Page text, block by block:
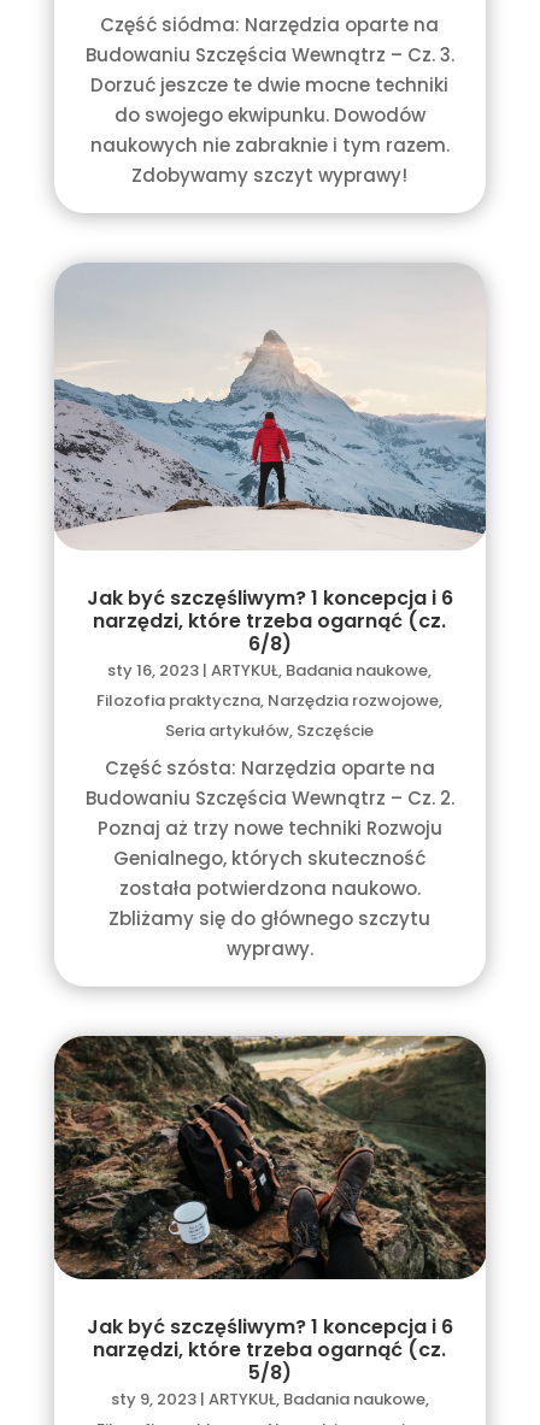
Część siódma: Narzędzia oparte na
Budowaniu Szczęścia Wewnątrz – Cz. 3.
Dorzuć jeszcze te dwie mocne techniki
do swojego ekwipunku. Dowodów
naukowych nie zabraknie i tym razem.
Zdobywamy szczyt wyprawy!
Jak być szczęśliwym? 1 koncepcja i 6
narzędzi, które trzeba ogarnąć (cz.
6/8)
sty 16, 2023 |ARTYKUŁ, Badania naukowe,
Filozofia praktyczna, Narzędzia rozwojowe,
Seria artykułów, Szczęście
Część szósta: Narzędzia oparte na
Budowaniu Szczęścia Wewnątrz – Cz. 2.
Poznaj aż trzy nowe techniki Rozwoju
Genialnego, których skuteczność
została potwierdzona naukowo.
Zbliżamy się do głównego szczytu
wyprawy.
Jak być szczęśliwym? 1 koncepcja i 6
narzędzi, które trzeba ogarnąć (cz.
5/8)
sty 9, 2023| ARTYKUŁ, Badania naukowe,